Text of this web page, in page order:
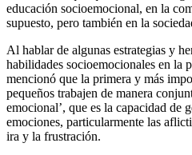
educación socioemocional, en la
supuesto, pero también en la
Al hablar de algunas estrategias y
habilidades socioemocionales en la
mencionó que la primera y más
pequeños trabajen de manera
emocional’, que es la capacidad de
emociones, particularmente las
ira y la frustración.